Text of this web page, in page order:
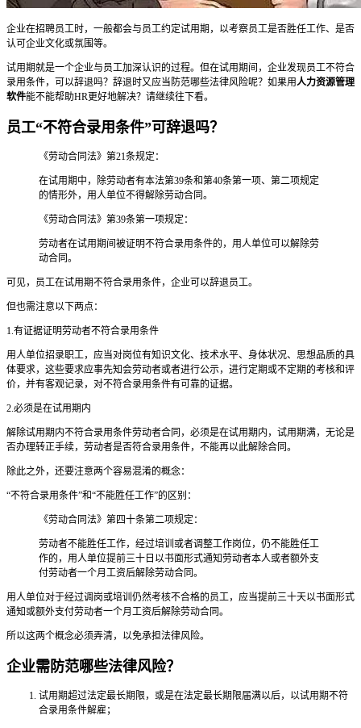
企业在招聘员工时，一般都会与员工约定试用期，以考察员工是否胜任工作、是否
认可企业文化或氛围等。
试用期就是一个企业与员工加深认识的过程。但在试用期间，企业发现员工不符合
录用条件，可以辞退吗？辞退时又应当防范哪些法律风险呢？如果用人力资源管理
软件能不能帮助HR更好地解决？请继续往下看。
员工“不符合录用条件”可辞退吗？
《劳动合同法》第21条规定：
在试用期中，除劳动者有本法第39条和第40条第一项、第二项规定
的情形外，用人单位不得解除劳动合同。
《劳动合同法》第39条第一项规定：
劳动者在试用期间被证明不符合录用条件的，用人单位可以解除劳
动合同。
可见，员工在试用期不符合录用条件，企业可以辞退员工。
但也需注意以下两点：
1.有证据证明劳动者不符合录用条件
用人单位招录职工，应当对岗位有知识文化、技术水平、身体状况、思想品质的具
体要求，这些要求应事先知会劳动者或者进行公示，进行定期或不定期的考核和评
价，并有客观记录，对不符合录用条件有可靠的证据。
2.必须是在试用期内
解除试用期内不符合录用条件劳动者合同，必须是在试用期内，试用期满，无论是
否办理转正手续，劳动者是否符合录用条件，不能再以此解除合同。
除此之外，还要注意两个容易混淆的概念：
“不符合录用条件”和“不能胜任工作”的区别：
《劳动合同法》第四十条第二项规定：
劳动者不能胜任工作，经过培训或者调整工作岗位，仍不能胜任工
作的，用人单位提前三十日以书面形式通知劳动者本人或者额外支
付劳动者一个月工资后解除劳动合同。
用人单位对于经过调岗或培训仍然考核不合格的员工，应当提前三十天以书面形式
通知或额外支付劳动者一个月工资后解除劳动合同。
所以这两个概念必须弄清，以免承担法律风险。
企业需防范哪些法律风险？
试用期超过法定最长期限，或是在法定最长期限届满以后，以试用期不符
合录用条件解雇；